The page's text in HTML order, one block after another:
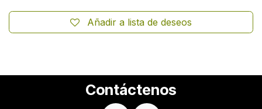
Añadir a lista de deseos
Contáctenos